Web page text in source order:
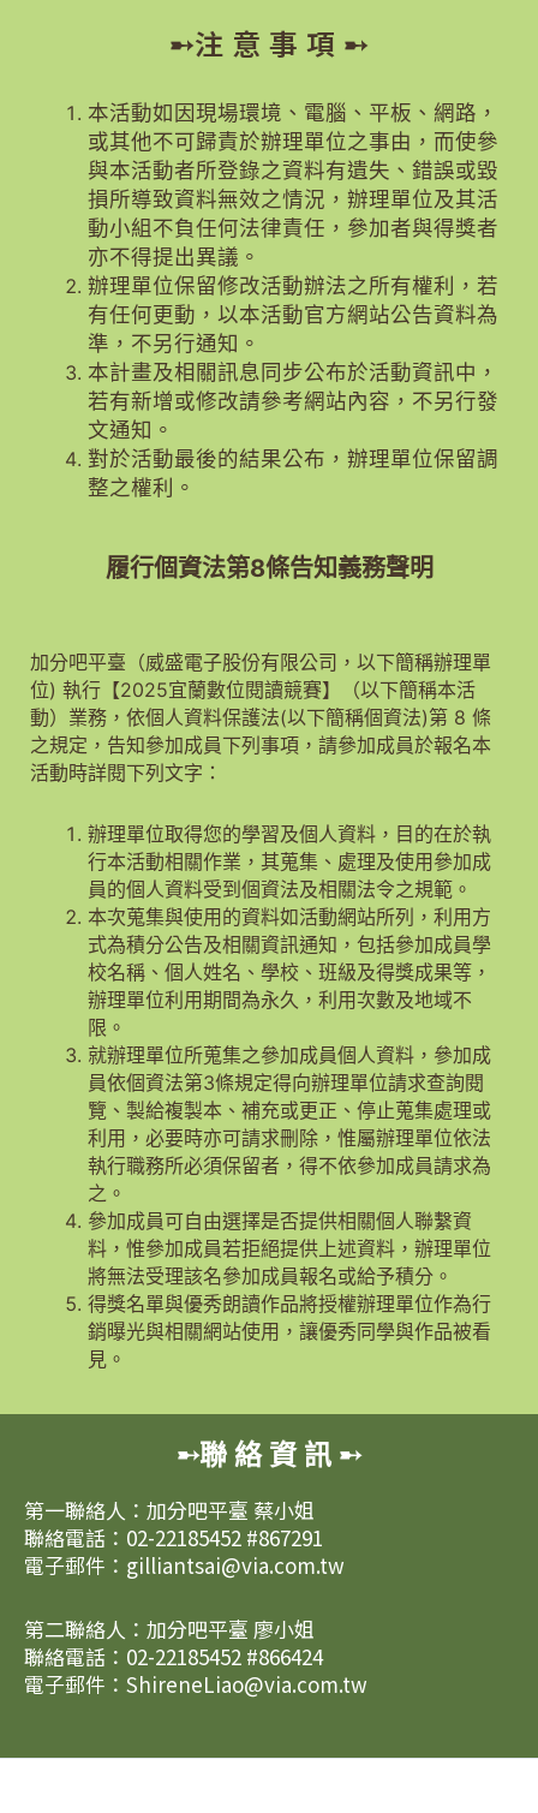
➸注 意 事 項 ➸
本活動如因現場環境、電腦、平板、網路，
或其他不可歸責於辦理單位之事由，而使參
與本活動者所登錄之資料有遺失、錯誤或毀
損所導致資料無效之情況，辦理單位及其活
動小組不負任何法律責任，參加者與得獎者
亦不得提出異議。
辦理單位保留修改活動辦法之所有權利，若
有任何更動，以本活動官方網站公告資料為
準，不另行通知。
本計畫及相關訊息同步公布於活動資訊中，
若有新增或修改請參考網站內容，不另行發
文通知。
對於活動最後的結果公布，辦理單位保留調
整之權利。
履行個資法第8條告知義務聲明
加分吧平臺（威盛電子股份有限公司，以下簡稱辦理單
位) 執行【2025宜蘭數位閱讀競賽】（以下簡稱本活
動）業務，依個人資料保護法(以下簡稱個資法)第 8 條
之規定，告知參加成員下列事項，請參加成員於報名本
活動時詳閱下列文字：
辦理單位取得您的學習及個人資料，目的在於執
行本活動相關作業，其蒐集、處理及使用參加成
員的個人資料受到個資法及相關法令之規範。
本次蒐集與使用的資料如活動網站所列，利用方
式為積分公告及相關資訊通知，包括參加成員學
校名稱、個人姓名、學校、班級及得獎成果等，
辦理單位利用期間為永久，利用次數及地域不
限。
就辦理單位所蒐集之參加成員個人資料，參加成
員依個資法第3條規定得向辦理單位請求查詢閱
覽、製給複製本、補充或更正、停止蒐集處理或
利用，必要時亦可請求刪除，惟屬辦理單位依法
執行職務所必須保留者，得不依參加成員請求為
之。
參加成員可自由選擇是否提供相關個人聯繫資
料，惟參加成員若拒絕提供上述資料，辦理單位
將無法受理該名參加成員報名或給予積分。
得獎名單與優秀朗讀作品將授權辦理單位作為行
銷曝光與相關網站使用，讓優秀同學與作品被看
見。
➸聯 絡 資 訊 ➸
第一聯絡人：加分吧平臺 蔡小姐
聯絡電話：02-22185452 #867291
電子郵件：gilliantsai@via.com.tw
第二聯絡人：加分吧平臺 廖小姐
聯絡電話：02-22185452 #866424
電子郵件：ShireneLiao@via.com.tw